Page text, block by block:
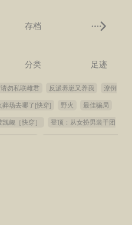
存档
分类 足迹
勿私联雌君 反派养崽又养我 潦倒
葬场去哪了[快穿] 野火 最佳骗局
觎［快穿］ 登顶：从女扮男装干团